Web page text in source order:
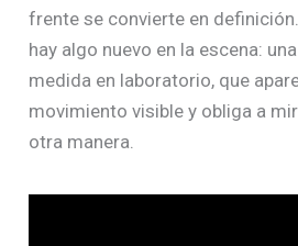
frente se convierte en
hay algo nuevo en la escena:
medida en laboratorio, que
movimiento visible y obliga a
otra manera.